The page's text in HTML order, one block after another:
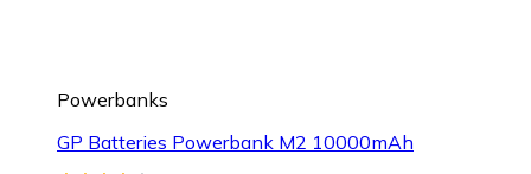
Powerbanks
GP Batteries Powerbank M2 10000mAh